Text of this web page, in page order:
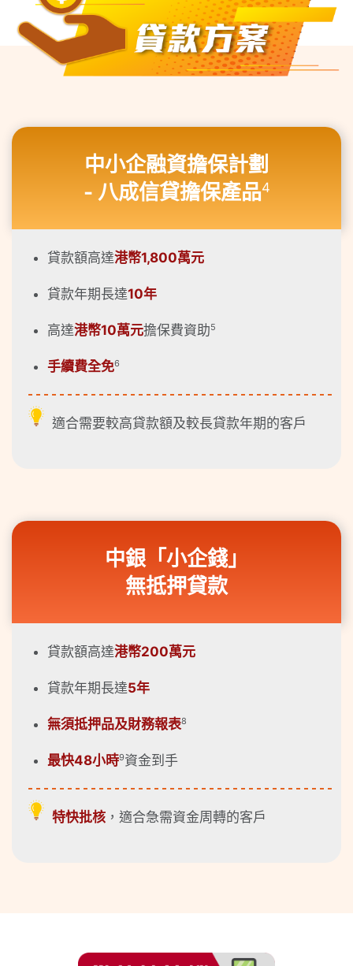
中小企融資擔保計劃
- 八成信貸擔保產品4
貸款額高達港幣1,800萬元
貸款年期長達10年
高達港幣10萬元擔保費資助5
手續費全免6
適合需要較高貸款額及較長貸款年期的客戶
中銀「小企錢」
無抵押貸款
貸款額高達港幣200萬元
貸款年期長達5年
無須抵押品及財務報表8
最快48小時9資金到手
特快批核 ，適合急需資金周轉的客戶